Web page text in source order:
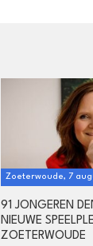
Zoeterwoude, 7
91 JONGEREN
NIEUWE
ZOETERWOUDE